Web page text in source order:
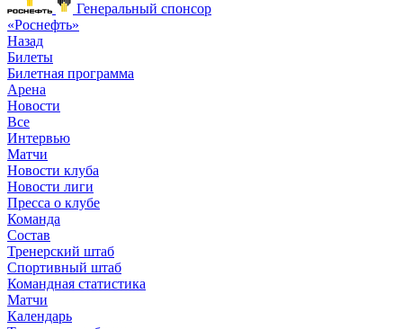
Генеральный спонсор
«Роснефть»
Назад
Билеты
Билетная программа
Арена
Новости
Все
Интервью
Матчи
Новости клуба
Новости лиги
Пресса о клубе
Команда
Состав
Тренерский штаб
Спортивный штаб
Командная статистика
Матчи
Календарь